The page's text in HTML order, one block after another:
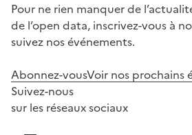
Pour ne rien manquer de
de l’open data, inscrivez-vous à
suivez nos événements.
Abonnez-vousVoir nos prochains
Suivez-nous
sur les réseaux sociaux